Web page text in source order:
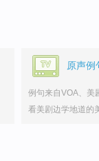
原声例
例句来自VOA、美
看美剧边学地道的